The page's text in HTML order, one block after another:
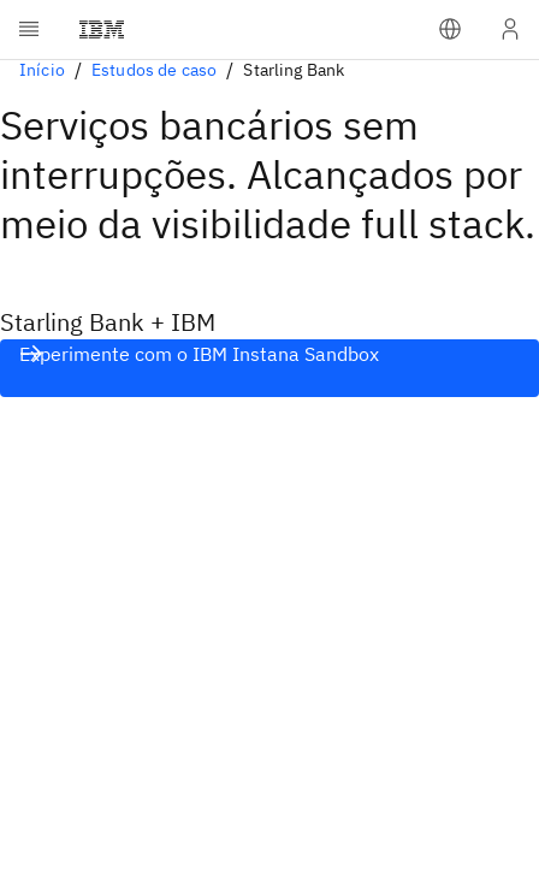
Início Estudos de caso Starling Bank
Serviços bancários sem
interrupções. Alcançados por
meio da visibilidade full stack.
Starling Bank + IBM
Experimente com o IBM Instana Sandbox